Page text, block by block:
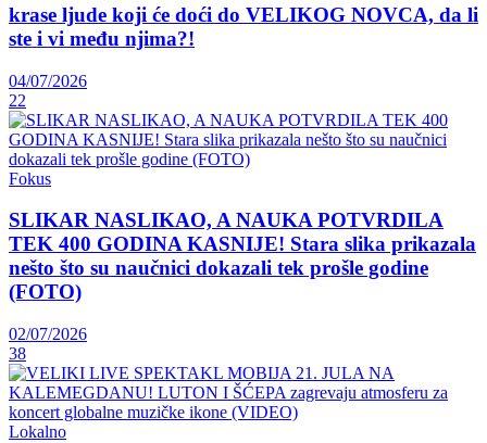
krase ljude koji će doći do VELIKOG NOVCA, da li
ste i vi među njima?!
04/07/2026
22
Fokus
SLIKAR NASLIKAO, A NAUKA POTVRDILA
TEK 400 GODINA KASNIJE! Stara slika prikazala
nešto što su naučnici dokazali tek prošle godine
(FOTO)
02/07/2026
38
Lokalno